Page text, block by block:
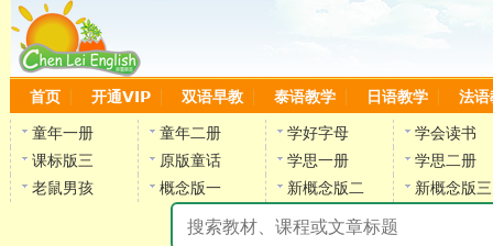
首页 开通VIP 双语早教 泰语教学 日语教学 法语
童年一册 童年二册 学好字母
学会读书
课标版三
原版童话 学思一册
学思二册
老鼠男孩
概念版一 新概念版二 新概念版三